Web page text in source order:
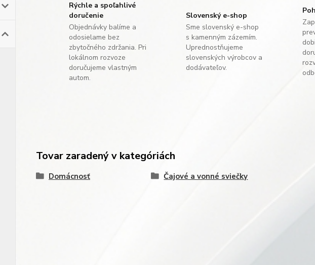
Rýchle a spoľahlivé
doručenie
Objednávky balíme a
odosielame bez
zbytočného zdržania. Pri
lokálnom rozvoze
doručujeme vlastným
autom.
Slovenský e-shop
Sme slovenský e-shop
s kamenným zázemím.
Uprednostňujeme
slovenských výrobcov a
dodávateľov.
Tovar zaradený v kategóriách
Domácnosť Čajové a vonné sviečky